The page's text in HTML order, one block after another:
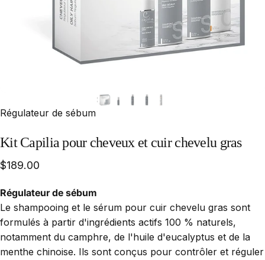
Régulateur de sébum
Kit Capilia pour cheveux et cuir chevelu gras
$189.00
Régulateur de sébum
Le shampooing et le sérum pour cuir chevelu gras sont
formulés à partir d'ingrédients actifs 100 % naturels,
notamment du camphre, de l'huile d'eucalyptus et de la
menthe chinoise. Ils sont conçus pour contrôler et réguler